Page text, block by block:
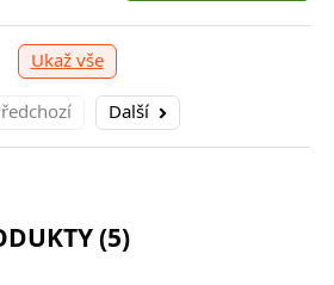
Ukaž vše
Další
(5)